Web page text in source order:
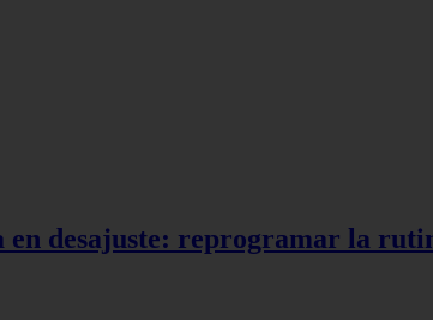
desajuste: reprogramar la